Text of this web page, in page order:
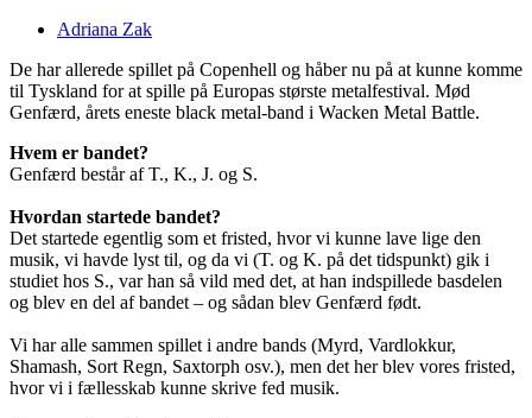
Adriana Zak
De har allerede spillet på Copenhell og håber nu på at kunne komme
til Tyskland for at spille på Europas største metalfestival. Mød
Genfærd, årets eneste black metal-band i Wacken Metal Battle.
Hvem er bandet?
Genfærd består af T., K., J. og S.
Hvordan startede bandet?
Det startede egentlig som et fristed, hvor vi kunne lave lige den
musik, vi havde lyst til, og da vi (T. og K. på det tidspunkt) gik i
studiet hos S., var han så vild med det, at han indspillede basdelen
og blev en del af bandet – og sådan blev Genfærd født.
Vi har alle sammen spillet i andre bands (Myrd, Vardlokkur,
Shamash, Sort Regn, Saxtorph osv.), men det her blev vores fristed,
hvor vi i fællesskab kunne skrive fed musik.